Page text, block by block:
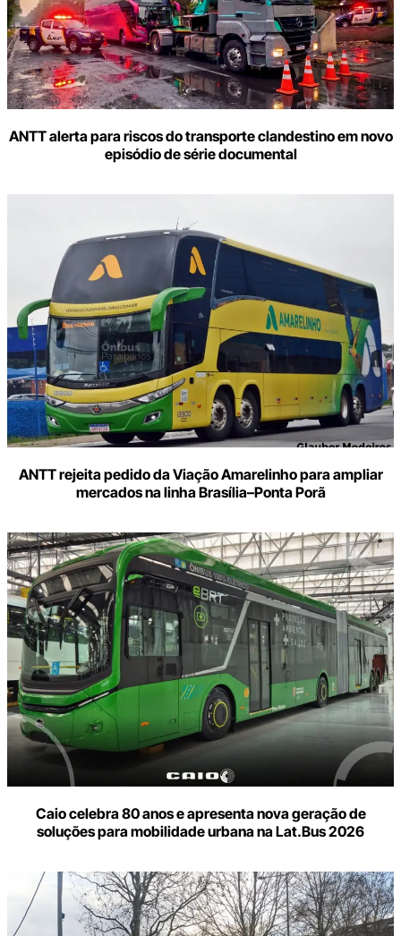
ANTT alerta para riscos do transporte clandestino em novo
episódio de série documental
ANTT rejeita pedido da Viação Amarelinho para ampliar
mercados na linha Brasília–Ponta Porã
Caio celebra 80 anos e apresenta nova geração de
soluções para mobilidade urbana na Lat.Bus 2026
e-
mail